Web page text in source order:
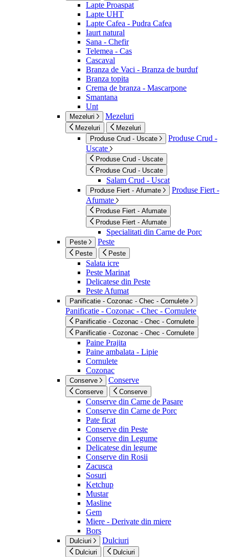
Lapte Proaspat
Lapte UHT
Lapte Cafea - Pudra Cafea
Iaurt natural
Sana - Chefir
Telemea - Cas
Cascaval
Branza de Vaci - Branza de burduf
Branza topita
Crema de branza - Mascarpone
Smantana
Unt
Mezeluri Mezeluri
Mezeluri
Mezeluri
Produse Crud - Uscate
Produse Crud -
Uscate
Produse Crud - Uscate
Produse Crud - Uscate
Salam Crud - Uscat
Produse Fiert - Afumate
Produse Fiert -
Afumate
Produse Fiert - Afumate
Produse Fiert - Afumate
Specialitati din Carne de Porc
Peste Peste
Peste Peste
Salata icre
Peste Marinat
Delicatese din Peste
Peste Afumat
Panificatie - Cozonac - Chec - Cornulete
Panificatie - Cozonac - Chec - Cornulete
Panificatie - Cozonac - Chec - Cornulete
Panificatie - Cozonac - Chec - Cornulete
Paine Prajita
Paine ambalata - Lipie
Cornulete
Cozonac
Conserve Conserve
Conserve Conserve
Conserve din Carne de Pasare
Conserve din Carne de Porc
Pate ficat
Conserve din Peste
Conserve din Legume
Delicatese din legume
Conserve din Rosii
Zacusca
Sosuri
Ketchup
Mustar
Masline
Gem
Miere - Derivate din miere
Bors
Dulciuri Dulciuri
Dulciuri Dulciuri